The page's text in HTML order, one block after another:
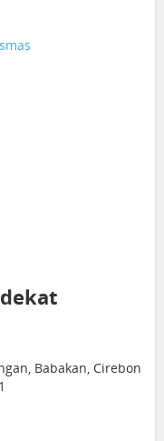
Babakan, Cirebon